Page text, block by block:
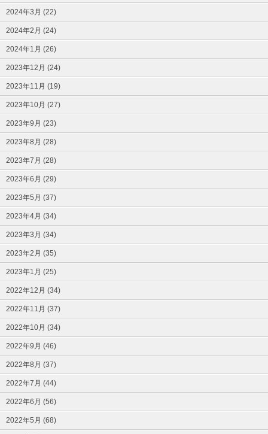
2024年3月 (22)
2024年2月 (24)
2024年1月 (26)
2023年12月 (24)
2023年11月 (19)
2023年10月 (27)
2023年9月 (23)
2023年8月 (28)
2023年7月 (28)
2023年6月 (29)
2023年5月 (37)
2023年4月 (34)
2023年3月 (34)
2023年2月 (35)
2023年1月 (25)
2022年12月 (34)
2022年11月 (37)
2022年10月 (34)
2022年9月 (46)
2022年8月 (37)
2022年7月 (44)
2022年6月 (56)
2022年5月 (68)